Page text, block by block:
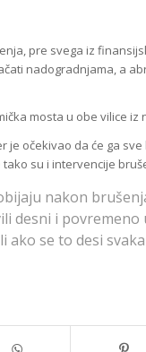
pre svega iz
nadogradnjama, a
mosta u obe vilice
očekivao da će ga
su i intervencije
nakon
desni i
ako se to desi